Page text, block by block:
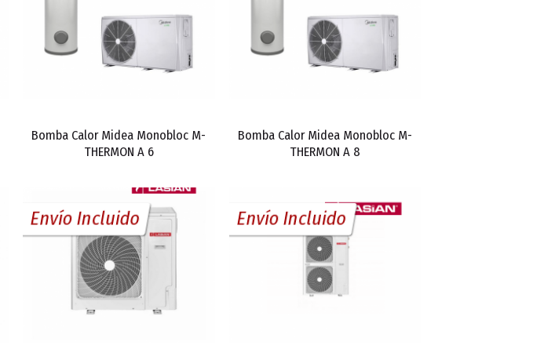
Bomba Calor Midea Monobloc M-
THERMON A 6
Bomba Calor Midea Monobloc M-
THERMON A 8
Envío Incluido Envío Incluido